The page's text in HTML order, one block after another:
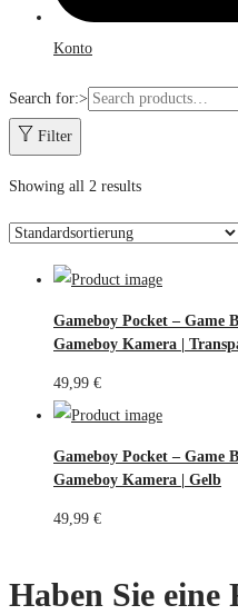
Konto
Search for:>
Filter
Showing all 2 results
Gameboy Pocket – Game
Gameboy Kamera |
49,99 €
Gameboy Pocket – Game
Gameboy Kamera | Gelb
49,99 €
Haben Sie eine